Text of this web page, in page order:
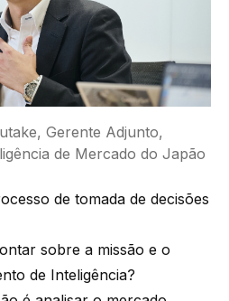
Gerente Adjunto,
de Mercado do Japão
de tomada de decisões
sobre a missão e o
de Inteligência?